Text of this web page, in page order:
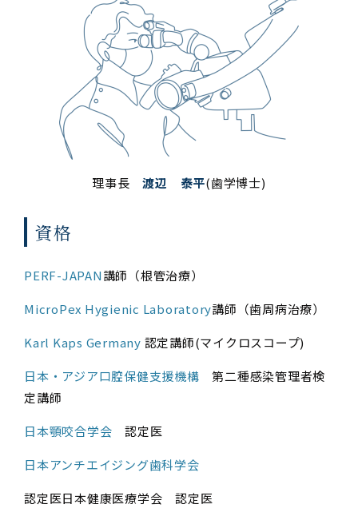
理事長 渡辺 泰平(歯学博士)
資格
PERF-JAPAN講師（根管治療）
MicroPe​x Hygienic Laboratory講師（歯周病治療）
Karl Kaps Germany 認定講師(マイクロスコープ)
日本・アジア口腔保健支援機構 第二種感染管理者検
定講師
日本顎咬合学会 認定医
日本アンチエイジング歯科学会
認定医日本健康医療学会 認定医